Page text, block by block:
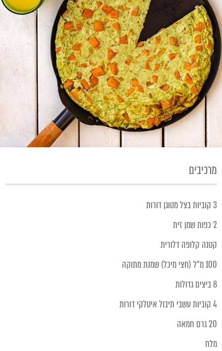
מרכיבים
3 קוביות בצל מטוגן דורות
2 כפות שמן זית
קטנה קלופה דלורית
100 מ״ל (חצי מיכל) שמנת מתוקה
8 ביצים גדולות
4 קוביות עשבי תיבול איטלקי דורות
20 גרם חמאה
מלח